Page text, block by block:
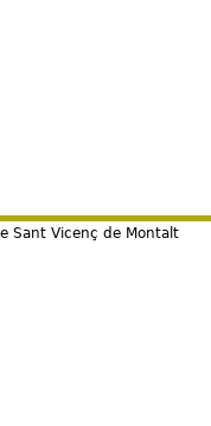
Sant Vicenç de Montalt